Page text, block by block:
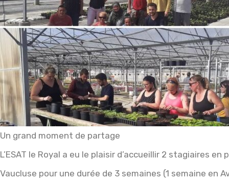
Un grand moment de partage
L’ESAT le Royal a eu le plaisir d’accueillir 2 stagiaires
Vaucluse pour une durée de 3 semaines (1 semaine en